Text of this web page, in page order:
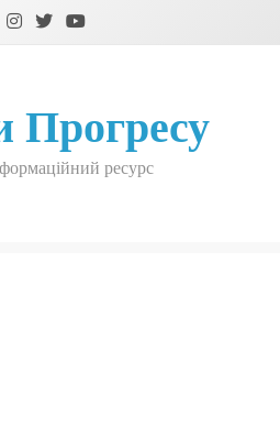
Прогресу
ресурс